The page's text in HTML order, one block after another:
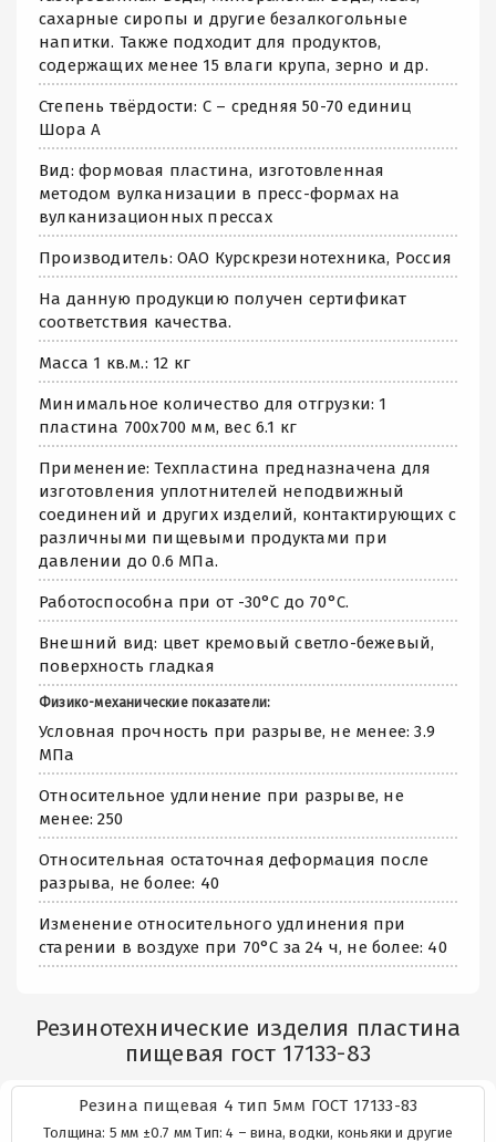
сахарные сиропы и другие безалкогольные
напитки. Также подходит для продуктов,
содержащих менее 15 влаги крупа, зерно и др.
Степень твёрдости: С – средняя 50-70 единиц
Шора А
Вид: формовая пластина, изготовленная
методом вулканизации в пресс-формах на
вулканизационных прессах
Производитель: ОАО Курскрезинотехника, Россия
На данную продукцию получен сертификат
соответствия качества.
Масса 1 кв.м.: 12 кг
Минимальное количество для отгрузки: 1
пластина 700х700 мм, вес 6.1 кг
Применение: Техпластина предназначена для
изготовления уплотнителей неподвижный
соединений и других изделий, контактирующих с
различными пищевыми продуктами при
давлении до 0.6 МПа.
Работоспособна при от -30°С до 70°С.
Внешний вид: цвет кремовый светло-бежевый,
поверхность гладкая
Физико-механические показатели:
Условная прочность при разрыве, не менее: 3.9
МПа
Относительное удлинение при разрыве, не
менее: 250
Относительная остаточная деформация после
разрыва, не более: 40
Изменение относительного удлинения при
старении в воздухе при 70°С за 24 ч, не более: 40
Резинотехнические изделия пластина
пищевая гост 17133-83
Резина пищевая 4 тип 5мм ГОСТ 17133-83
Толщина: 5 мм ±0.7 мм Тип: 4 – вина, водки, коньяки и другие